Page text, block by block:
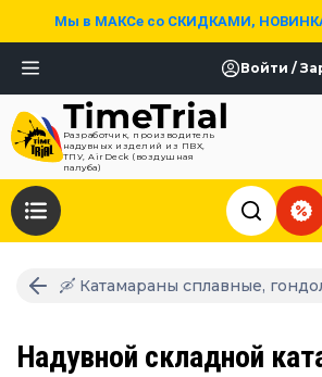
Мы в МАКСе со СКИДКАМИ,
Войти /
Разработчик, производитель
надувных изделий из ПВХ,
ТПУ, AirDeck (воздушная
палуба)
🛶 Катамараны сплавные,
Надувной складной